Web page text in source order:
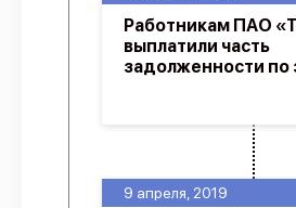
9 апреля, 2019
Работникам ПАО
выплатили часть
задолженности по